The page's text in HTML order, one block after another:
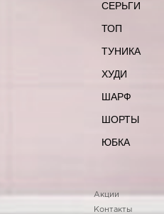
СЕРЬГИ
ТОП
ТУНИКА
ХУДИ
ШАРФ
ШОРТЫ
ЮБКА
Акции
Контакты